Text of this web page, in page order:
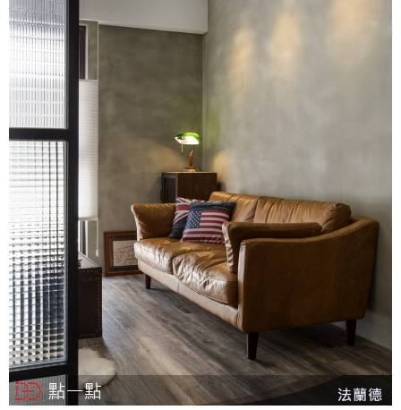
工業
奢華
日式
中式
美式
3房2廳 - 精裝版
設計私房話
基隆市